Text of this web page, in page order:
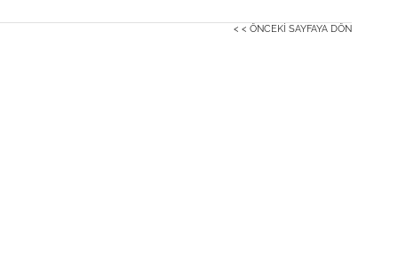
< < ÖNCEKI SAYFAYA DÖN